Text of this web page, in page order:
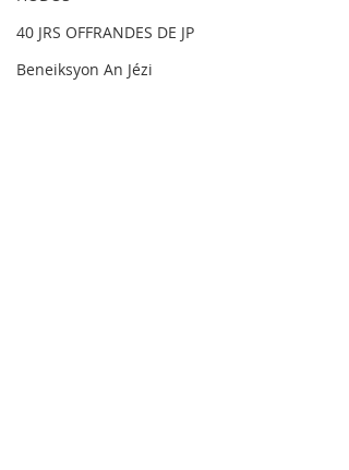
40 JRS OFFRANDES DE JP
Beneiksyon An Jézi